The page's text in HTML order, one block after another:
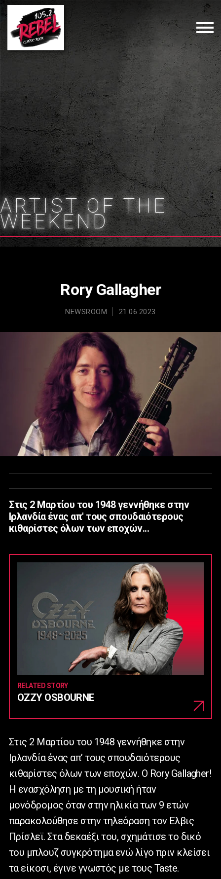
ARTIST OF THE
WEEKEND
Rory Gallagher
NEWSROOM 21.06.2023
Στις 2 Μαρτίου του 1948 γεννήθηκε στην
Ιρλανδία ένας απ' τους σπουδαιότερους
κιθαρίστες όλων των εποχών...
RELATED STORY
OZZY OSBOURNE
Στις 2 Μαρτίου του 1948 γεννήθηκε στην
Ιρλανδία ένας απ’ τους σπουδαιότερους
κιθαρίστες όλων των εποχών. Ο Rory Gallagher!
Η ενασχόληση με τη μουσική ήταν
μονόδρομος όταν στην ηλικία των 9 ετών
παρακολούθησε στην τηλεόραση τον Ελβις
Πρίσλεϊ. Στα δεκαέξι του, σχημάτισε το δικό
του μπλουζ συγκρότημα ενώ λίγο πριν κλείσει
τα είκοσι, έγινε γνωστός με τους Taste.